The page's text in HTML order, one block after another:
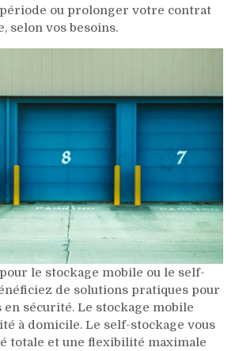
ou prolonger votre contrat
selon vos besoins.
le stockage mobile ou le self-
de solutions pratiques pour
sécurité. Le stockage mobile
à domicile. Le self-stockage vous
totale et une flexibilité maximale